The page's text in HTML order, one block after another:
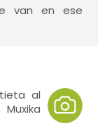
van en ese
al